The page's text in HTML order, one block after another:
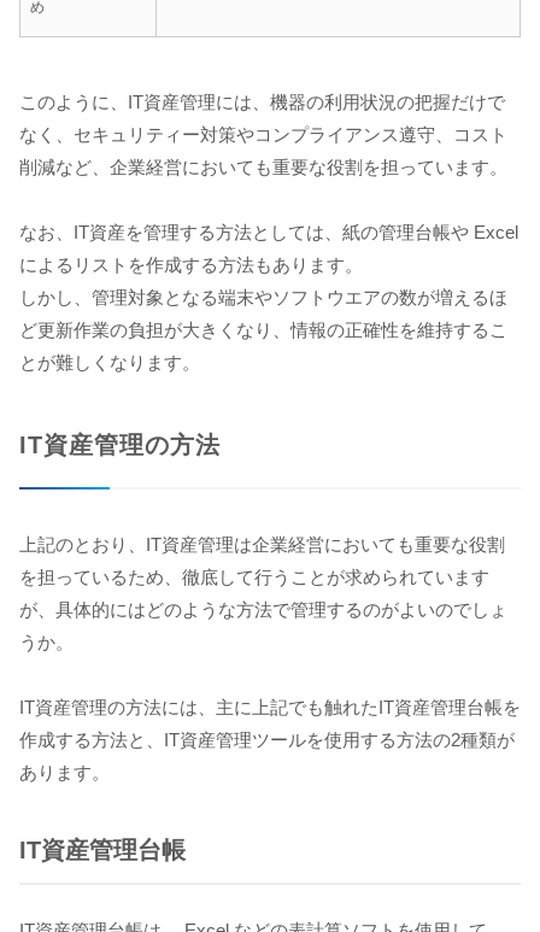
め
このように、IT資産管理には、機器の利用状況の把握だけで
なく、セキュリティー対策やコンプライアンス遵守、コスト
削減など、企業経営においても重要な役割を担っています。
なお、IT資産を管理する方法としては、紙の管理台帳や Excel
によるリストを作成する方法もあります。
しかし、管理対象となる端末やソフトウエアの数が増えるほ
ど更新作業の負担が大きくなり、情報の正確性を維持するこ
とが難しくなります。
IT資産管理の方法
上記のとおり、IT資産管理は企業経営においても重要な役割
を担っているため、徹底して行うことが求められています
が、具体的にはどのような方法で管理するのがよいのでしょ
うか。
IT資産管理の方法には、主に上記でも触れたIT資産管理台帳を
作成する方法と、IT資産管理ツールを使用する方法の2種類が
あります。
IT資産管理台帳